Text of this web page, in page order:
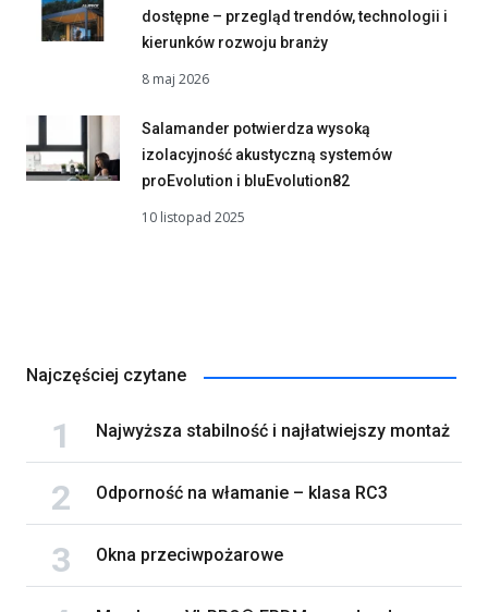
dostępne – przegląd trendów, technologii i
kierunków rozwoju branży
8 maj 2026
Salamander potwierdza wysoką
izolacyjność akustyczną systemów
proEvolution i bluEvolution82
10 listopad 2025
Najczęściej czytane
Najwyższa stabilność i najłatwiejszy montaż
Odporność na włamanie – klasa RC3
Okna przeciwpożarowe